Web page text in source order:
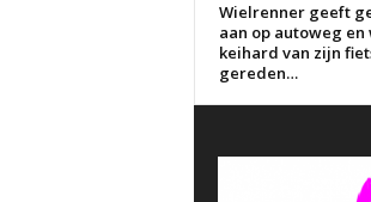
Wielrenner geeft
aan op autoweg
keihard van zijn
gereden…